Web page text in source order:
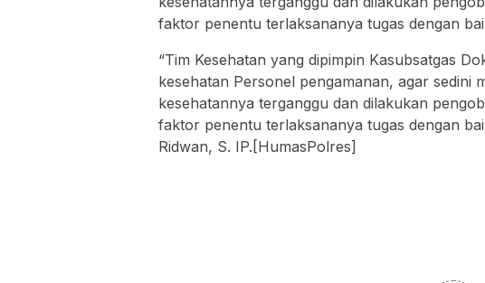
faktor penentu terlaksananya tugas dengan
“Tim Kesehatan yang dipimpin Kasubsatgas
kesehatan Personel pengamanan, agar sedini
kesehatannya terganggu dan dilakukan
faktor penentu terlaksananya tugas dengan
Ridwan, S. IP.[HumasPolres]